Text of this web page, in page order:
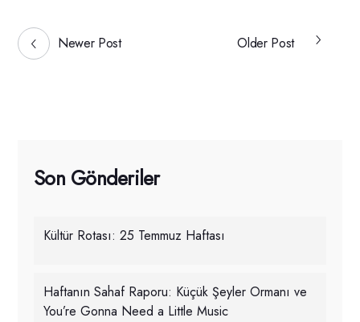
Newer Post Older Post
Son Gönderiler
Kültür Rotası: 25 Temmuz Haftası
Haftanın Sahaf Raporu: Küçük Şeyler Ormanı ve
You’re Gonna Need a Little Music